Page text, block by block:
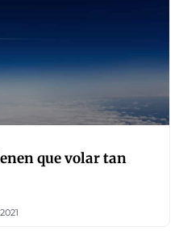
que volar tan